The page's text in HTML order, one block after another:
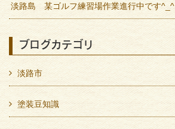
淡路島 某ゴルフ練習場作業進行中です^_^
ブログカテゴリ
淡路市
塗装豆知識